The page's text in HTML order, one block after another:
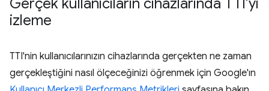
izleme
TTI'nin kullanıcılarınızın cihazlarında gerçekten ne zaman
gerçekleştiğini nasıl ölçeceğinizi öğrenmek için Google'ın